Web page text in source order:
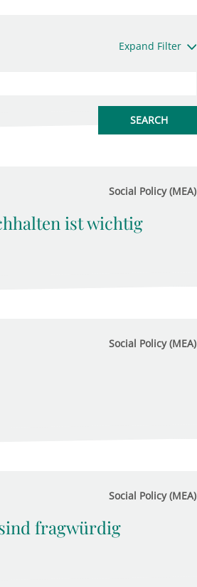
Expand Filter
Social Policy (MEA)
ist wichtig
Social Policy (MEA)
Social Policy (MEA)
fragwürdig